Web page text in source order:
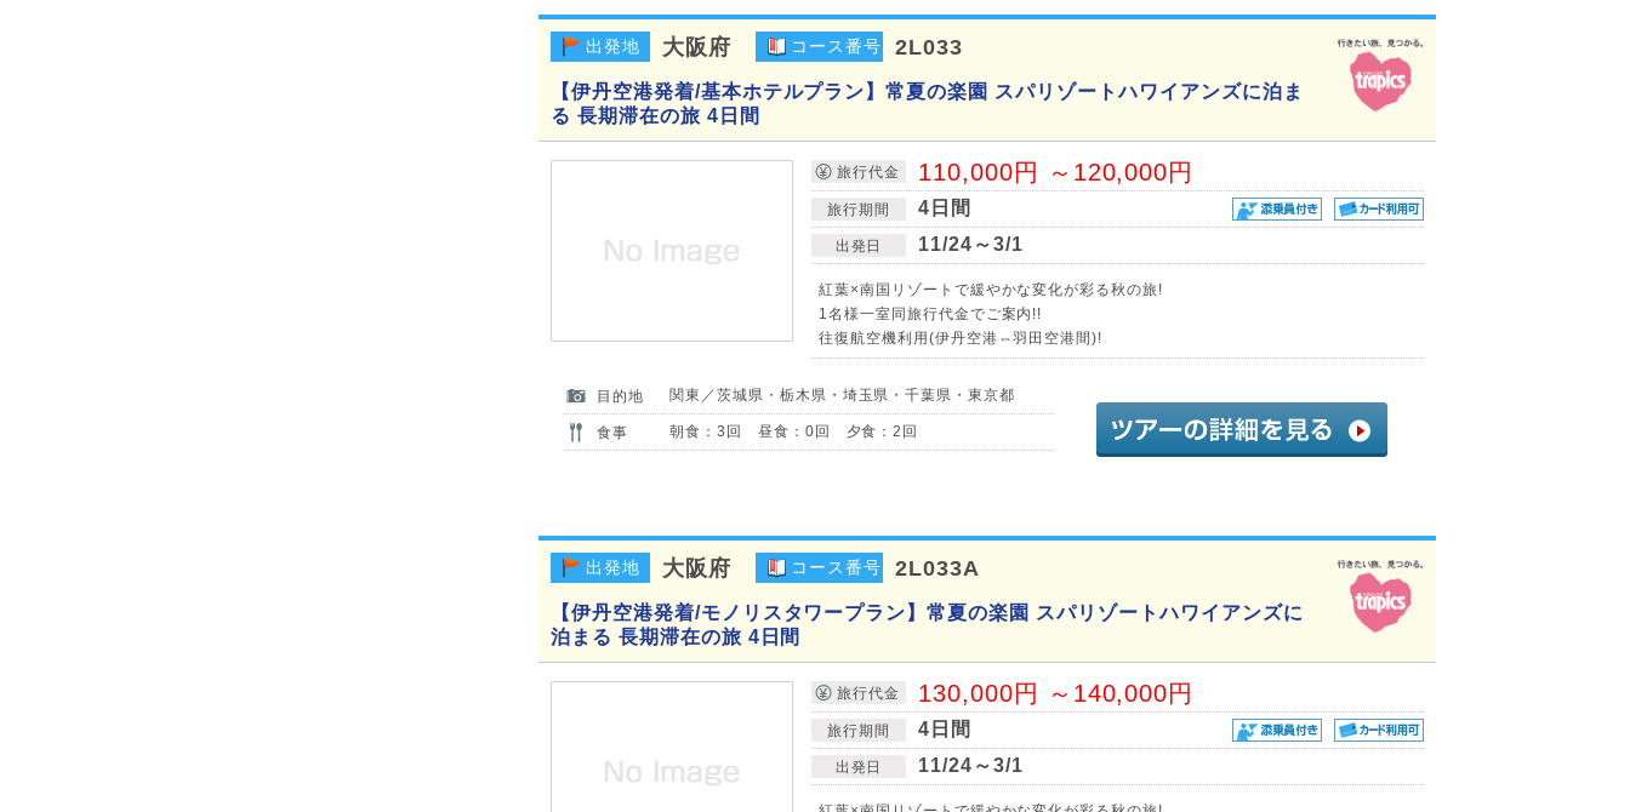
出発地 大阪府 コース番号 2L033
【伊丹空港発着/基本ホテルプラン】常夏の楽園 スパリゾートハワイアンズに泊ま
る 長期滞在の旅 4日間
旅行代金 110,000円 ～120,000円
旅行期間 4日間
出発日 11/24～3/1
紅葉×南国リゾートで緩やかな変化が彩る秋の旅!
1名様一室同旅行代金でご案内!!
往復航空機利用(伊丹空港⇔羽田空港間)!
目的地 関東／茨城県・栃木県・埼玉県・千葉県・東京都
食事 朝食：3回 昼食：0回 夕食：2回
出発地 大阪府 コース番号 2L033A
【伊丹空港発着/モノリスタワープラン】常夏の楽園 スパリゾートハワイアンズに
泊まる 長期滞在の旅 4日間
旅行代金 130,000円 ～140,000円
旅行期間 4日間
出発日 11/24～3/1